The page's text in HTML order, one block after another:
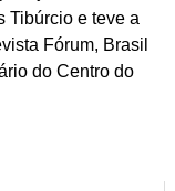
Tibúrcio e teve a
Fórum, Brasil
do Centro do